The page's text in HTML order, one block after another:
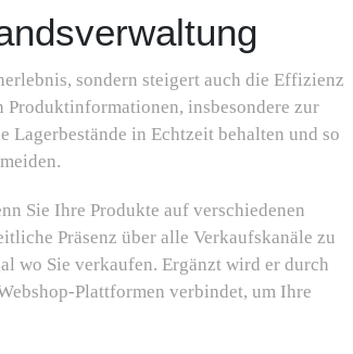
sondern steigert auch die Effizienz
insbesondere zur
Lagerbestände in Echtzeit behalten und so
Sie Ihre Produkte auf verschiedenen
Präsenz über alle Verkaufskanäle zu
wo Sie verkaufen. Ergänzt wird er durch
Plattformen verbindet, um Ihre